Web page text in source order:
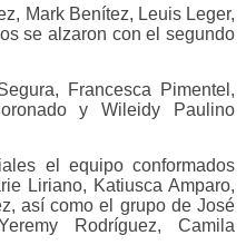
Mark Benítez, Leuis Leger,
se alzaron con el segundo
Francesca Pimentel,
y Wileidy Paulino
el equipo conformados
Liriano, Katiusca Amparo,
así como el grupo de José
Rodríguez, Camila